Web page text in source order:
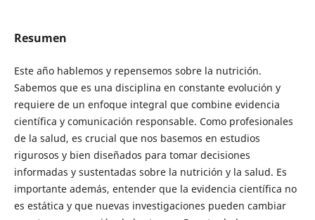
Resumen
Este año hablemos y repensemos sobre la nutrición.
Sabemos que es una disciplina en constante evolución y
requiere de un enfoque integral que combine evidencia
científica y comunicación responsable. Como profesionales
de la salud, es crucial que nos basemos en estudios
rigurosos y bien diseñados para tomar decisiones
informadas y sustentadas sobre la nutrición y la salud. Es
importante además, entender que la evidencia científica no
es estática y que nuevas investigaciones pueden cambiar